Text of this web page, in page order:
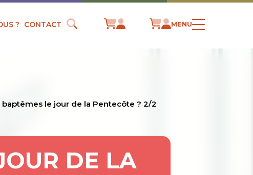
? CONTACT MENU
le jour de la Pentecôte ? 2/2
DE LA